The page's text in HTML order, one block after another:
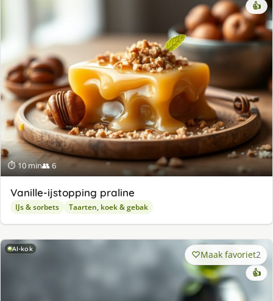
⏱ 10 min👥 6
👍
Va­nil­le-ijstop­ping pra­li­ne
IJs & sorbets Taarten, koek & gebak
AI-kok Maak favoriet2
👍